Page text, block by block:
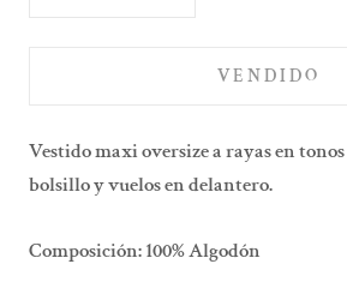
VENDIDO
Vestido maxi oversize a rayas en
bolsillo y vuelos en delantero.
Composición: 100% Algodón